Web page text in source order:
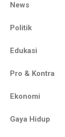
News
Politik
Edukasi
Pro & Kontra
Ekonomi
Gaya Hidup